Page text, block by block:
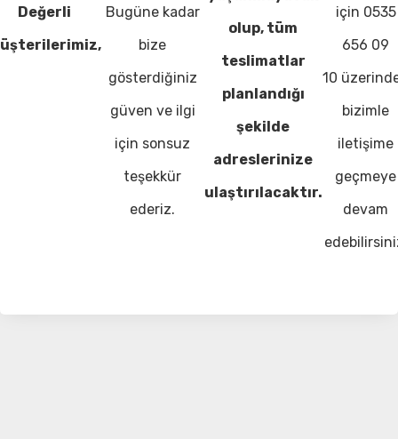
Değerli
Bugüne kadar
bize
gösterdiğiniz
güven ve ilgi
için sonsuz
teşekkür
ederiz.
olup, tüm
teslimatlar
planlandığı
şekilde
adreslerinize
ulaştırılacaktır.
için 0535
656 09
10
bizimle
iletişime
geçmeye
devam